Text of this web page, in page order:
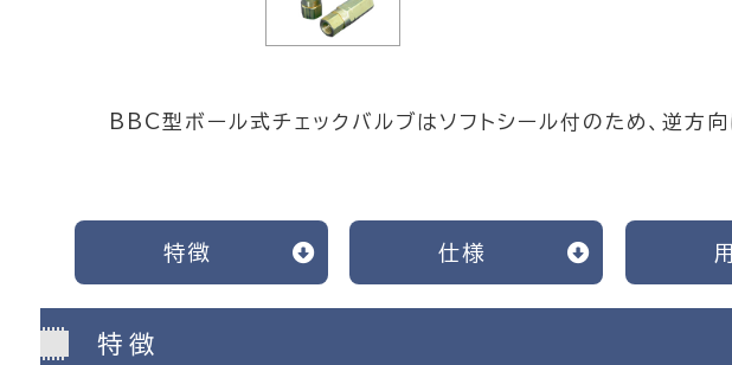
BBC型ボール式チェックバルブはソフトシール付のため、逆方
特徴 仕様
特徴